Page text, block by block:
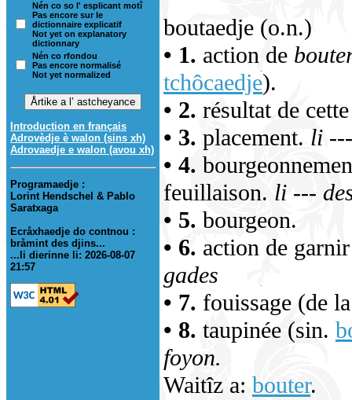
Nén co so l' esplicant motî
Pas encore sur le
dictionnaire explicatif
Not yet on explanatory
dictionnary
Nén co rfondou
Pas encore normalisé
Not yet normalized
Introduction en français
Adrovèdje è walon (sins xh)
Adrovaedje e walon (avou xh)
Programaedje :
Lorint Hendschel & Pablo
Saratxaga
Ecråxhaedje do contnou :
bråmint des djins...
...li dierinne li: 2026-08-07
21:57
boutaedje (o.n.)
• 1. action de
tchôcaedje).
• 2. résultat de
• 3. placement. li
• 4.
feuillaison. li ---
• 5. bourgeon.
• 6. action de
gades
• 7. fouissage (de
• 8. taupinée (sin.
foyon.
Waitîz a: bouter.